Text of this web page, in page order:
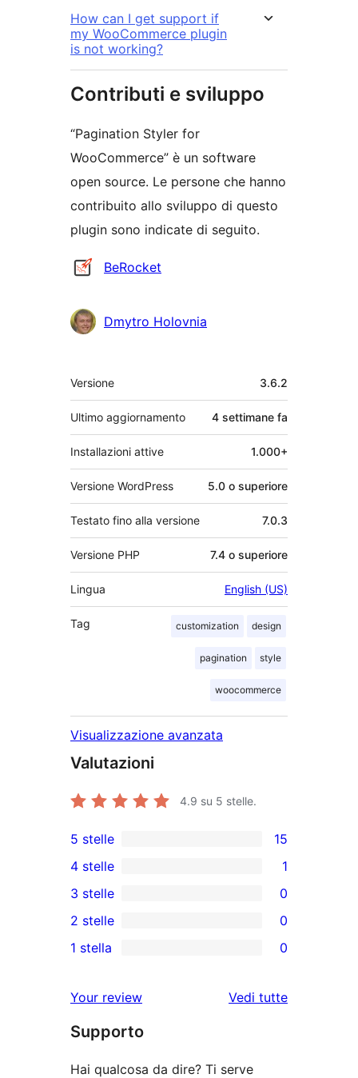
How can I get support if
my WooCommerce plugin
is not working?
Contributi e sviluppo
“Pagination Styler for
WooCommerce” è un software
open source. Le persone che hanno
contribuito allo sviluppo di questo
plugin sono indicate di seguito.
Collaboratori
BeRocket
Dmytro Holovnia
Meta
Versione 3.6.2
Ultimo aggiornamento 4 settimane fa
Installazioni attive 1.000+
Versione WordPress 5.0 o superiore
Testato fino alla versione 7.0.3
Versione PHP 7.4 o superiore
Lingua English (US)
Tag customization design
pagination style
woocommerce
Visualizzazione avanzata
Valutazioni
4.9 su 5 stelle.
15
recensioni
a
5-
stelle
5 stelle 15
4-
recensioni
a
4 stelle 1
0
recensioni
a
stelle
3 stelle 0
recensioni
2-
stelle
2 stelle 0
a
1-
1 stella 0
Your review
Vedi tutte
Supporto
Hai qualcosa da dire? Ti serve